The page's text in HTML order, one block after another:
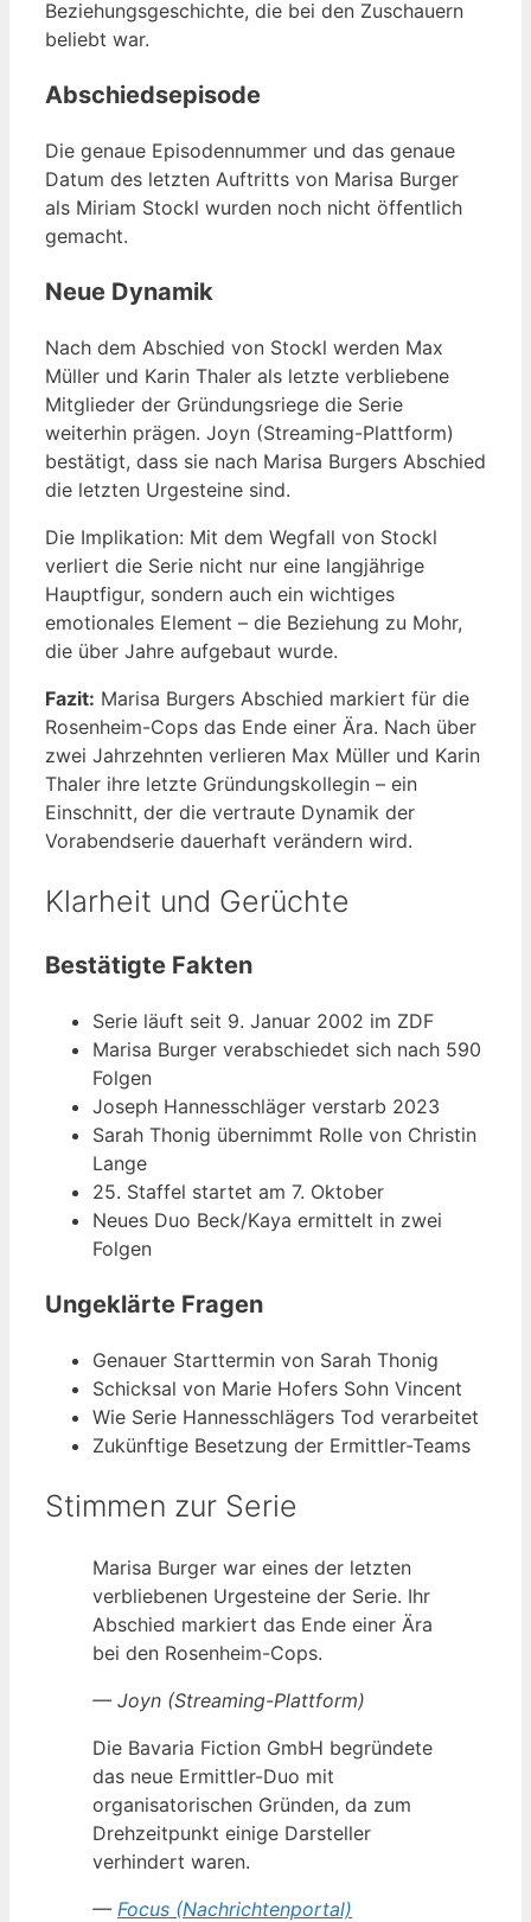
Beziehungsgeschichte, die bei den Zuschauern
beliebt war.
Abschiedsepisode
Die genaue Episodennummer und das genaue
Datum des letzten Auftritts von Marisa Burger
als Miriam Stockl wurden noch nicht öffentlich
gemacht.
Neue Dynamik
Nach dem Abschied von Stockl werden Max
Müller und Karin Thaler als letzte verbliebene
Mitglieder der Gründungsriege die Serie
weiterhin prägen. Joyn (Streaming-Plattform)
bestätigt, dass sie nach Marisa Burgers Abschied
die letzten Urgesteine sind.
Die Implikation: Mit dem Wegfall von Stockl
verliert die Serie nicht nur eine langjährige
Hauptfigur, sondern auch ein wichtiges
emotionales Element – die Beziehung zu Mohr,
die über Jahre aufgebaut wurde.
Fazit: Marisa Burgers Abschied markiert für die
Rosenheim-Cops das Ende einer Ära. Nach über
zwei Jahrzehnten verlieren Max Müller und Karin
Thaler ihre letzte Gründungskollegin – ein
Einschnitt, der die vertraute Dynamik der
Vorabendserie dauerhaft verändern wird.
Klarheit und Gerüchte
Bestätigte Fakten
Serie läuft seit 9. Januar 2002 im ZDF
Marisa Burger verabschiedet sich nach 590
Folgen
Joseph Hannesschläger verstarb 2023
Sarah Thonig übernimmt Rolle von Christin
Lange
25. Staffel startet am 7. Oktober
Neues Duo Beck/Kaya ermittelt in zwei
Folgen
Ungeklärte Fragen
Genauer Starttermin von Sarah Thonig
Schicksal von Marie Hofers Sohn Vincent
Wie Serie Hannesschlägers Tod verarbeitet
Zukünftige Besetzung der Ermittler-Teams
Stimmen zur Serie
Marisa Burger war eines der letzten
verbliebenen Urgesteine der Serie. Ihr
Abschied markiert das Ende einer Ära
bei den Rosenheim-Cops.
— Joyn (Streaming-Plattform)
Die Bavaria Fiction GmbH begründete
das neue Ermittler-Duo mit
organisatorischen Gründen, da zum
Drehzeitpunkt einige Darsteller
verhindert waren.
— Focus (Nachrichtenportal)